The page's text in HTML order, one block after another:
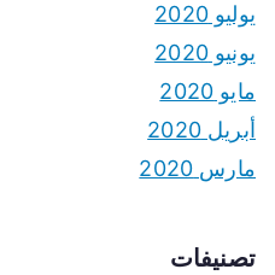
يوليو 2020
يونيو 2020
مايو 2020
أبريل 2020
مارس 2020
تصنيفات